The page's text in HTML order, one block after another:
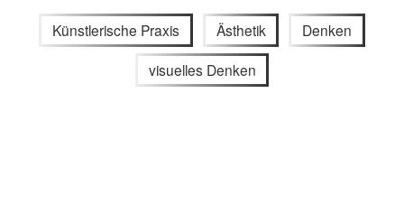
Künstlerische Praxis Ästhetik Denken
visuelles Denken